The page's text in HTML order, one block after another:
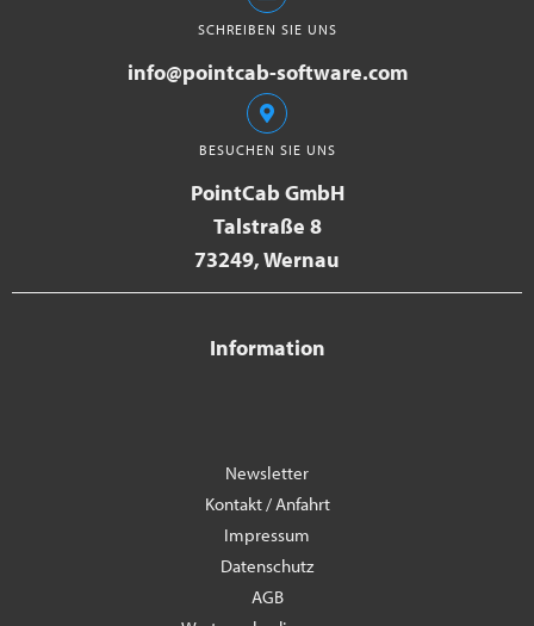
SCHREIBEN SIE UNS
info@pointcab-software.com
BESUCHEN SIE UNS
PointCab GmbH
Talstraße 8
73249, Wernau
Information
Newsletter
Kontakt / Anfahrt
Impressum
Datenschutz
AGB